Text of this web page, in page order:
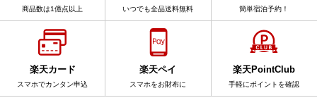
商品数は1億点以上 いつでも全品送料無料 簡単宿泊予約！
楽天カード
スマホでカンタン申込
楽天ペイ
スマホをお財布に
楽天PointClub
手軽にポイントを確認